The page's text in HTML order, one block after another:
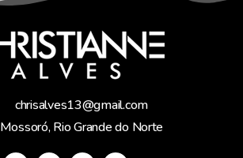
chrisalves13@gmail.com
Mossoró, Rio Grande do Norte